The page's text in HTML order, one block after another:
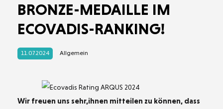
BRONZE-MEDAILLE IM
ECOVADIS-RANKING!
11.07.2024 Allgemein
Wir freuen uns sehr,ihnen mitteilen zu können, dass